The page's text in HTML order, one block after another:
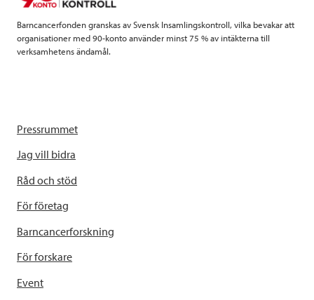
k
Barncancerfonden granskas av Svensk Insamlingskontroll, vilka bevakar att
organisationer med 90-konto använder minst 75 % av intäkterna till
verksamhetens ändamål.
Pressrummet
Jag vill bidra
Råd och stöd
För företag
Barncancerforskning
För forskare
Event